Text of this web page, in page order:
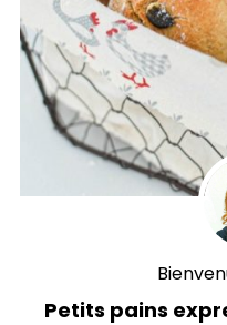
Petits pains